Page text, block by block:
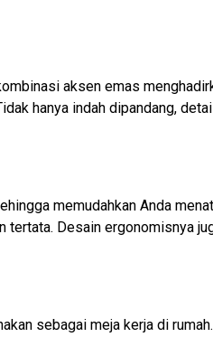
aksen emas
hanya indah dipandang,
memudahkan Anda
tertata. Desain ergonomisnya
sebagai meja kerja di rumah.